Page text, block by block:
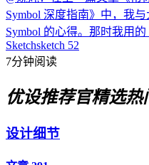
Symbol 深度指南》中，我
Symbol 的心得。那时我用的
Sketchsketch 52
7分钟阅读
优设推荐官精选热
设计细节